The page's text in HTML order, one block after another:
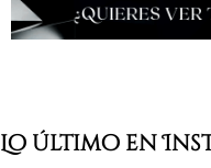
Lo último en